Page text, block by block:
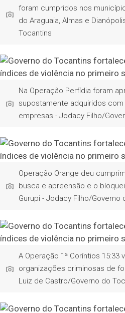
foram cumpridos nos
do Araguaia, Almas e
Tocantins
Na Operação Perfídia foram
supostamente adquiridos
empresas - Jodacy Filho/
Operação Orange deu
busca e apreensão e o
Gurupi - Jodacy Filho/Governo
A Operação 1ª Coríntios 15:33
organizações criminosas de
Luiz de Castro/Governo do